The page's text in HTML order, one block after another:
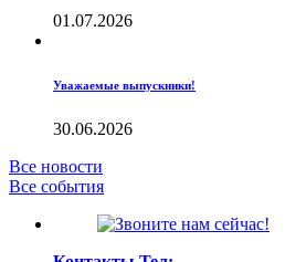
01.07.2026
Уважаемые выпускники!
30.06.2026
Все новости
Все события